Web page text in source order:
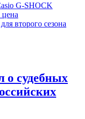
G-SHOCK
второго сезона
о судебных